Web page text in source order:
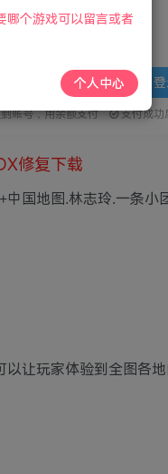
账号，用余额支付 支付成功
修复下载
国地图.林志玲.一条小
让玩家体验到全图各
哪个游戏可以留言或者
个人中心